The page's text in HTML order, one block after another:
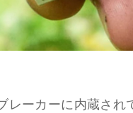
レーカーに内蔵され